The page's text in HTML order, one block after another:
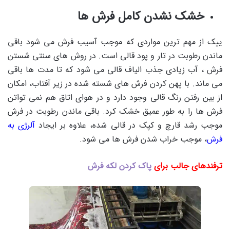
خشک نشدن کامل فرش ها
ییک از مهم ترین مواردی که موجب آسیب فرش می شود باقی
ماندن رطوبت در تار و پود قالی است. در روش های سنتی شستن
فرش ، آب زیادی جذب الیاف قالی می شود که تا مدت ها باقی
می ماند. با پهن کردن فرش های شسته شده در زیر آفتاب، امکان
از بین رفتن رنگ قالی وجود دارد و در هوای اتاق هم نمی تواتن
فرش ها را به طور عمیق خشک کرد. باقی ماندن رطوبت در فرش
موجب رشد قارچ و کپک در قالی شده، علاوه بر ایجاد آلرژی به
فرش، موجب خراب شدن فرش ها می شود.
ترفندهای جالب برای پاک کردن لکه فرش